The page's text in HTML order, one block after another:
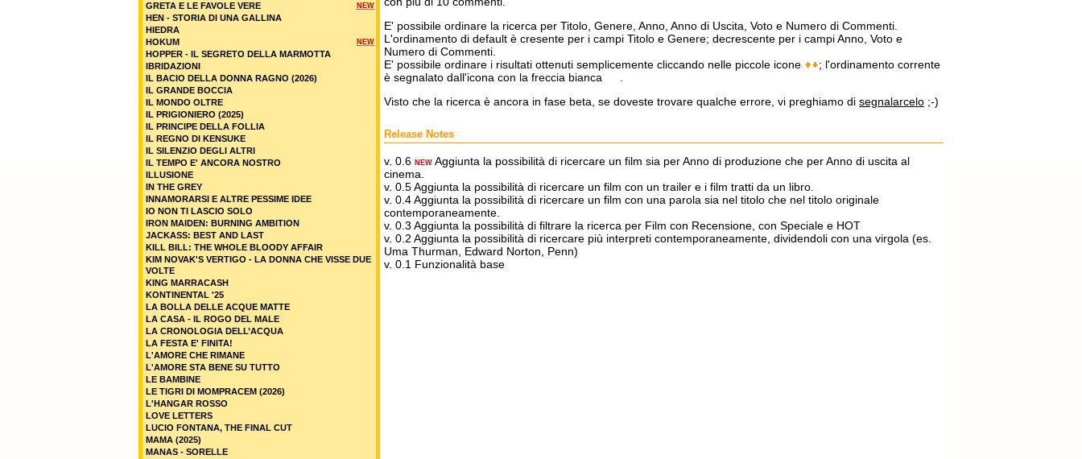
E' possibile ordinare la ricerca per Titolo, Genere, Anno, Anno di Uscita, Voto e Numero di Commenti.
L'ordinamento di default è cresente per i campi Titolo e Genere; decrescente per i campi Anno, Voto e
Numero di Commenti.
E' possibile ordinare i risultati ottenuti semplicemente cliccando nelle piccole icone
; l'ordinamento corrente
è segnalato dall'icona con la freccia bianca
Visto che la ricerca è ancora in fase beta, se doveste trovare qualche errore, vi preghiamo di segnalarcelo ;-)
Release Notes
v. 0.6 NEW Aggiunta la possibilità di ricercare un film sia per Anno di produzione che per Anno di uscita al
cinema.
v. 0.5 Aggiunta la possibilità di ricercare un film con un trailer e i film tratti da un libro.
v. 0.4 Aggiunta la possibilità di ricercare un film con una parola sia nel titolo che nel titolo originale
contemporaneamente.
v. 0.3 Aggiunta la possibilità di filtrare la ricerca per Film con Recensione, con Speciale e HOT
v. 0.2 Aggiunta la possibilità di ricercare più interpreti contemporaneamente, dividendoli con una virgola (es.
Uma Thurman, Edward Norton, Penn)
v. 0.1 Funzionalità base
NEW
GRETA E LE FAVOLE VERE
HEN - STORIA DI UNA GALLINA
HIEDRA
NEW
HOKUM
HOPPER - IL SEGRETO DELLA MARMOTTA
IBRIDAZIONI
IL BACIO DELLA DONNA RAGNO (2026)
IL GRANDE BOCCIA
IL MONDO OLTRE
IL PRIGIONIERO (2025)
IL PRINCIPE DELLA FOLLIA
IL REGNO DI KENSUKE
IL SILENZIO DEGLI ALTRI
IL TEMPO E' ANCORA NOSTRO
ILLUSIONE
IN THE GREY
INNAMORARSI E ALTRE PESSIME IDEE
IO NON TI LASCIO SOLO
IRON MAIDEN: BURNING AMBITION
JACKASS: BEST AND LAST
KILL BILL: THE WHOLE BLOODY AFFAIR
KIM NOVAK'S VERTIGO - LA DONNA CHE VISSE DUE
VOLTE
KING MARRACASH
KONTINENTAL '25
LA BOLLA DELLE ACQUE MATTE
LA CASA - IL ROGO DEL MALE
LA CRONOLOGIA DELL’ACQUA
LA FESTA E' FINITA!
L'AMORE CHE RIMANE
L'AMORE STA BENE SU TUTTO
LE BAMBINE
LE TIGRI DI MOMPRACEM (2026)
L'HANGAR ROSSO
LOVE LETTERS
LUCIO FONTANA, THE FINAL CUT
MAMA (2025)
MANAS - SORELLE